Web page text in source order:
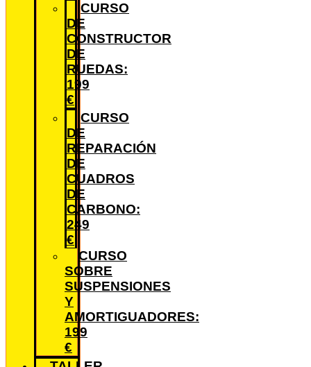
CURSO
DE
CONSTRUCTOR
DE
RUEDAS:
199
€
CURSO
DE
REPARACIÓN
DE
CUADROS
DE
CARBONO:
249
€
CURSO
SOBRE
SUSPENSIONES
Y
AMORTIGUADORES:
199
€